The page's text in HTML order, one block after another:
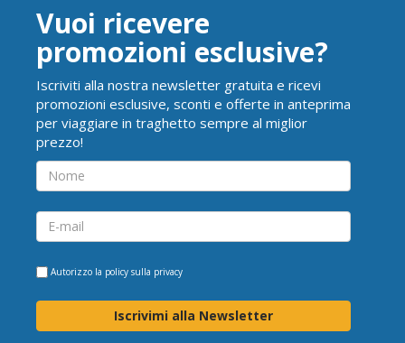
Vuoi ricevere
promozioni esclusive?
Iscriviti alla nostra newsletter gratuita e ricevi
promozioni esclusive, sconti e offerte in anteprima
per viaggiare in traghetto sempre al miglior
prezzo!
Autorizzo la policy sulla privacy
Iscrivimi alla Newsletter